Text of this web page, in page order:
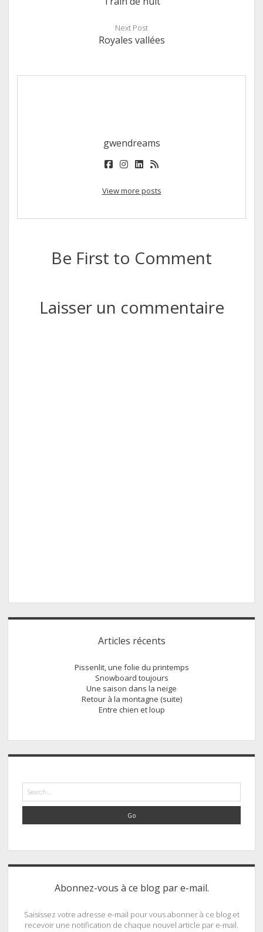
Next Post
Royales vallées
gwendreams
facebook
instagram
linkedin
rss
View more posts
Be First to Comment
Laisser un commentaire
Sidebar
Articles récents
Pissenlit, une folie du printemps
Snowboard toujours
Une saison dans la neige
Retour à la montagne (suite)
Entre chien et loup
Abonnez-vous à ce blog par e-mail.
Saisissez votre adresse e-mail pour vous abonner à ce blog et
recevoir une notification de chaque nouvel article par e-mail.